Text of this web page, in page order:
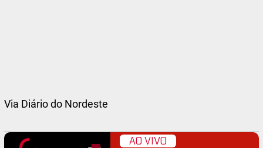
Via Diário do Nordeste
AO VIVO